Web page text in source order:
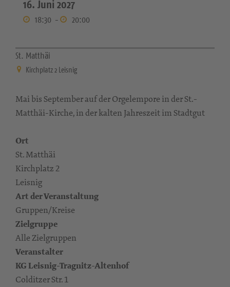
16. Juni 2027
18:30 - 20:00
St. Matthäi
Kirchplatz 2 Leisnig
Mai bis September auf der Orgelempore in der St.-
Matthäi-Kirche, in der kalten Jahreszeit im Stadtgut
Ort
St. Matthäi
Kirchplatz 2
Leisnig
Art der Veranstaltung
Gruppen/Kreise
Zielgruppe
Alle Zielgruppen
Veranstalter
KG Leisnig-Tragnitz-Altenhof
Colditzer Str. 1